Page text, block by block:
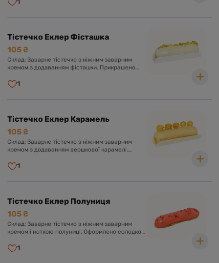
1
Тістечко Еклер Фісташка
105 ₴
Склад: Заварне тістечко з ніжним заварним
кремом з додаванням фісташки. Прикрашено
1
Тістечко Еклер Карамель
105 ₴
Склад: Заварне тістечко з ніжним заварним
кремом з додаванням вершкової карамелі.
попкорном.
1
Тістечко Еклер Полуниця
105 ₴
Склад: Заварне тістечко з ніжним заварним
кремом і ноткою полуниці. Оформлено солодкою
1